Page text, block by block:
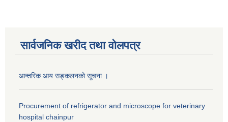
सार्वजनिक खरीद तथा वाेलपत्र
आन्तरिक आय सङ्कलनको सूचना ।
Procurement of refrigerator and microscope for veterinary
hospital chainpur